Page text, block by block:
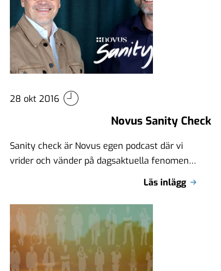
28 okt 2016
Novus Sanity Check
Sanity check är Novus egen podcast där vi
vrider och vänder på dagsaktuella fenomen.
Läs inlägg